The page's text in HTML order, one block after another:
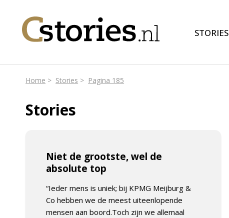
STORIES
Home Stories Pagina 185
Stories
Niet de grootste, wel de
absolute top
“Ieder mens is uniek; bij KPMG Meijburg &
Co hebben we de meest uiteenlopende
mensen aan boord.Toch zijn we allemaal